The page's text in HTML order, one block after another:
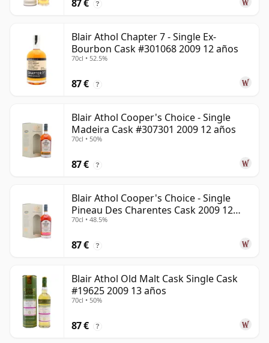
87 € ?
Blair Athol Chapter 7 - Single Ex-
Bourbon Cask #301068 2009 12 años
70cl • 52.5%
87 € ?
Blair Athol Cooper's Choice - Single
Madeira Cask #307301 2009 12 años
70cl • 50%
87 € ?
Blair Athol Cooper's Choice - Single
Pineau Des Charentes Cask 2009 12
años
70cl • 48.5%
87 € ?
Blair Athol Old Malt Cask Single Cask
#19625 2009 13 años
70cl • 50%
87 € ?